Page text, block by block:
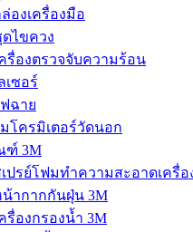
องเครื่องมือ
ไขควง
รื่องตรวจจับความร้อน
เซอร์
ฉาย
โครมิเตอร์วัดนอก
ฑ์ 3M
ปรย์โฟมทำความสะอาดเครื่
ากากกันฝุ่น 3M
รื่องกรองน้ำ 3M